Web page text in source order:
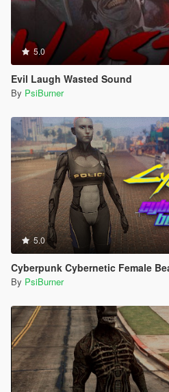
5.0
Evil Laugh Wasted Sound
By PsiBurner
5.0
Cyberpunk Cybernetic Female Beach
By PsiBurner